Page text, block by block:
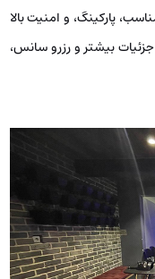
پارکینگ، و امنیت بالا
بیشتر و رزرو سانس،